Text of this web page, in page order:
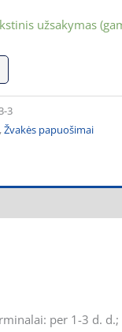
užsakymas
3
,Žvakės papuošimai
per 1-3 d. d.;